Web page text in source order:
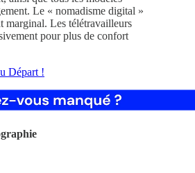
Le « nomadisme digital »
marginal. Les télétravailleurs
pour plus de confort
Départ !